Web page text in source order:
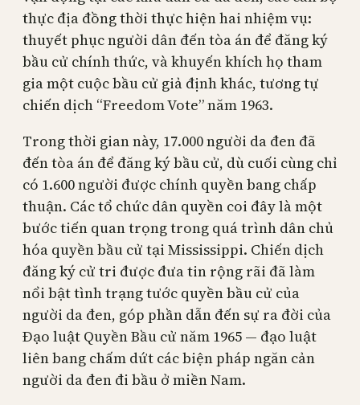
thực địa đồng thời thực hiện hai nhiệm vụ:
thuyết phục người dân đến tòa án để đăng ký
bầu cử chính thức, và khuyến khích họ tham
gia một cuộc bầu cử giả định khác, tương tự
chiến dịch “Freedom Vote” năm 1963.
Trong thời gian này, 17.000 người da đen đã
đến tòa án để đăng ký bầu cử, dù cuối cùng chỉ
có 1.600 người được chính quyền bang chấp
thuận. Các tổ chức dân quyền coi đây là một
bước tiến quan trọng trong quá trình dân chủ
hóa quyền bầu cử tại Mississippi. Chiến dịch
đăng ký cử tri được đưa tin rộng rãi đã làm
nổi bật tình trạng tước quyền bầu cử của
người da đen, góp phần dẫn đến sự ra đời của
Đạo luật Quyền Bầu cử năm 1965 — đạo luật
liên bang chấm dứt các biện pháp ngăn cản
người da đen đi bầu ở miền Nam.